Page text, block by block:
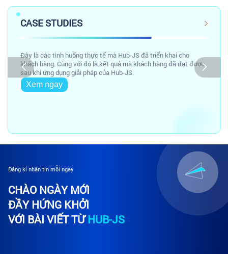
CASE STUDIES
Đây là các tình huống thực tế mà Hub-JS đã triển khai cho
khách hàng. Cùng với đó là kết quả mà khách hàng đã đạt được
sau khi ứng dụng giải pháp của Hub-JS.
Xem ngay
Đăng kí nhận tin mỗi ngày
CHÀO NGÀY MỚI
ĐẦY HỨNG KHỞI
VỚI BÀI VIẾT TỪHUB-JS